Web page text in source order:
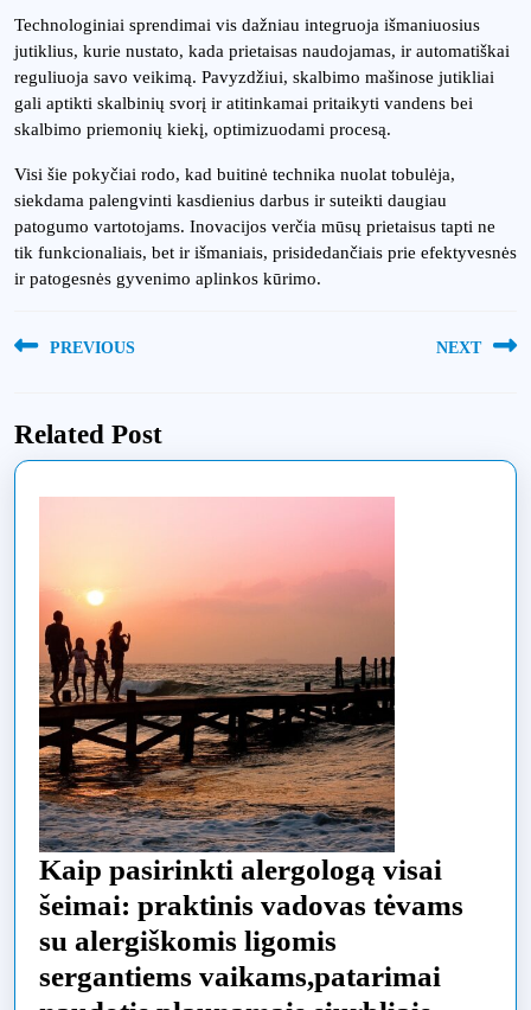
Technologiniai sprendimai vis dažniau integruoja išmaniuosius
jutiklius, kurie nustato, kada prietaisas naudojamas, ir automatiškai
reguliuoja savo veikimą. Pavyzdžiui, skalbimo mašinose jutikliai
gali aptikti skalbinių svorį ir atitinkamai pritaikyti vandens bei
skalbimo priemonių kiekį, optimizuodami procesą.
Visi šie pokyčiai rodo, kad buitinė technika nuolat tobulėja,
siekdama palengvinti kasdienius darbus ir suteikti daugiau
patogumo vartotojams. Inovacijos verčia mūsų prietaisus tapti ne
tik funkcionaliais, bet ir išmaniais, prisidedančiais prie efektyvesnės
ir patogesnės gyvenimo aplinkos kūrimo.
tarpPREVIOUS NEXT
Related Post
Kaip pasirinkti alergologą visai
šeimai: praktinis vadovas tėvams
su alergiškomis ligomis
sergantiems vaikams,patarimai